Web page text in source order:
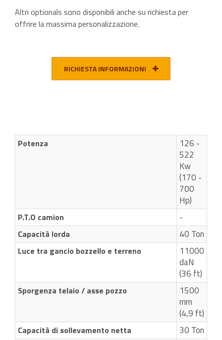
Altri optionals sono disponibili anche su richiesta per
offrire la massima personalizzazione.
RICHIESTA INFORMAZIONI
Potenza
126 -
522
Kw
(170 -
700
Hp)
P.T.O camion -
Capacità lorda 40 Ton
Luce tra gancio bozzello e terreno
11000
daN
(36 ft)
Sporgenza telaio / asse pozzo
1500
mm
(4,9 ft)
Capacità di sollevamento netta 30 Ton